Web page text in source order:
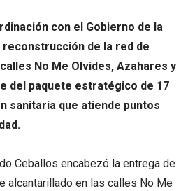
con el Gobierno de la
de la red de
No Me Olvides, Azahares y
del paquete estratégico de 17
sanitaria que atiende puntos
Ceballos encabezó la entrega de
alcantarillado en las calles No Me